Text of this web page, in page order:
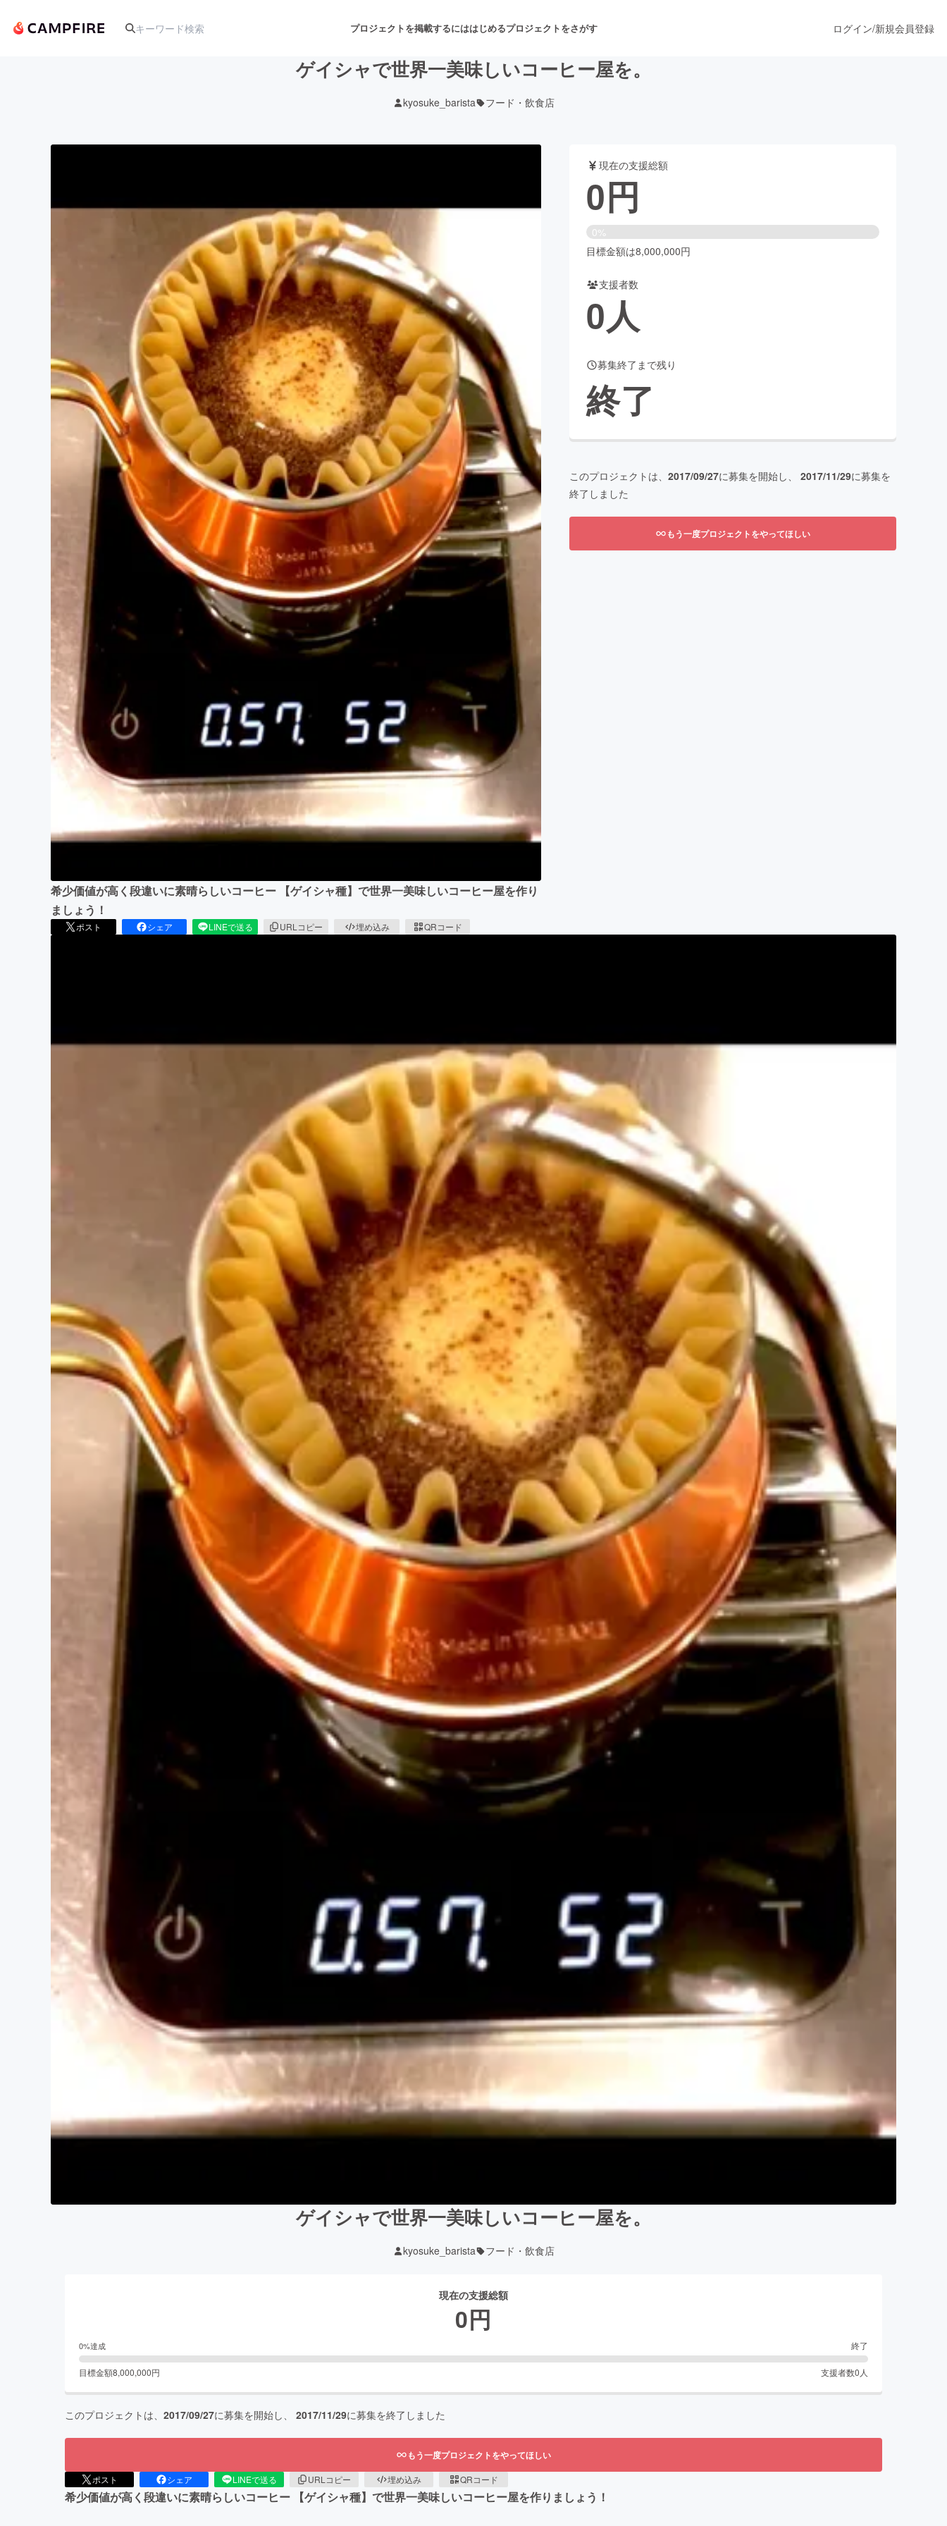
プロジェクトを掲載するにははじめるプロジェクトをさがす
舞台・パフォーマンス
テクノロジー・ガジェット ゲーム・サービス開発 フード・飲食店
映像・映画 書籍・雑誌出版
ビジネス・起業 チャレンジ ビューティー・ヘルスケア
まちづくり・地域活性化
CAMPFIRE for Social Good CAMPFIRE Creation
CAMPFIREふるさと納税 machi-yaコミュニティ
ログイン/新規会員登録
ゲイシャで世界一美味しいコーヒー屋を。
kyosuke_barista フード・飲食店
希少価値が高く段違いに素晴らしいコーヒー 【ゲイシャ種】で世界一美味しいコーヒー屋を作り
ましょう！
ポスト シェア LINEで送る URLコピー 埋め込み QRコード
現在の支援総額
0円
0%
目標金額は8,000,000円
支援者数
0人
募集終了まで残り
終了
このプロジェクトは、 2017/09/27に募集を開始し、 2017/11/29に募集を
終了しました
もう一度プロジェクトをやってほしい
ゲイシャで世界一美味しいコーヒー屋を。
kyosuke_barista フード・飲食店
現在の支援総額
0円
0%達成 終了
目標金額8,000,000円 支援者数0 人
このプロジェクトは、 2017/09/27に募集を開始し、 2017/11/29に募集を終了しました
もう一度プロジェクトをやってほしい
ポスト シェア LINEで送る URLコピー 埋め込み QRコード
希少価値が高く段違いに素晴らしいコーヒー 【ゲイシャ種】で世界一美味しいコーヒー屋を作りましょう！